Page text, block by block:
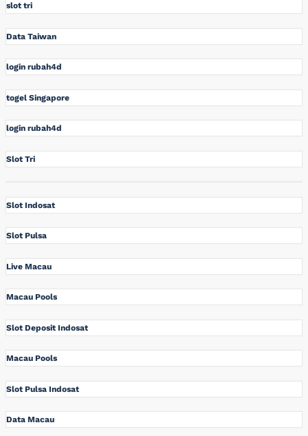
slot tri
Data Taiwan
login rubah4d
togel Singapore
login rubah4d
Slot Tri
Slot Indosat
Slot Pulsa
Live Macau
Macau Pools
Slot Deposit Indosat
Macau Pools
Slot Pulsa Indosat
Data Macau